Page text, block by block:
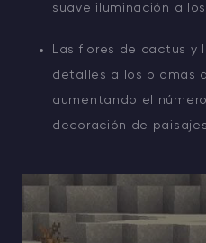
suave iluminación a
Las flores de cactus y
detalles a los biomas
aumentando el
decoración de